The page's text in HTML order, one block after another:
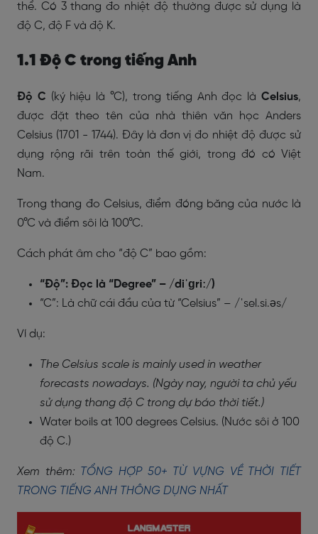
thể. Có 3 thang đo nhiệt độ thường được sử dụng là
độ C, độ F và độ K.
1.1 Độ C trong tiếng Anh
Độ C (ký hiệu là °C), trong tiếng Anh đọc là Celsius,
được đặt theo tên của nhà thiên văn học Anders
Celsius (1701 - 1744). Đây là đơn vị đo nhiệt độ được sử
dụng rộng rãi trên toàn thế giới, trong đó có Việt
Nam.
Trong thang đo Celsius, điểm đóng băng của nước là
0°C và điểm sôi là 100°C.
Cách phát âm cho “độ C” bao gồm:
“Độ”: Đọc là “Degree” – /diˈɡriː/)
“C”: Là chữ cái đầu của từ “Celsius” – /ˈsel.si.əs/
Ví dụ:
The Celsius scale is mainly used in weather
forecasts nowadays. (Ngày nay, người ta chủ yếu
sử dụng thang độ C trong dự báo thời tiết.)
Water boils at 100 degrees Celsius. (Nước sôi ở 100
độ C.)
Xem thêm:
TỔNG HỢP 50+ TỪ VỰNG VỀ THỜI TIẾT
TRONG TIẾNG ANH THÔNG DỤNG NHẤT